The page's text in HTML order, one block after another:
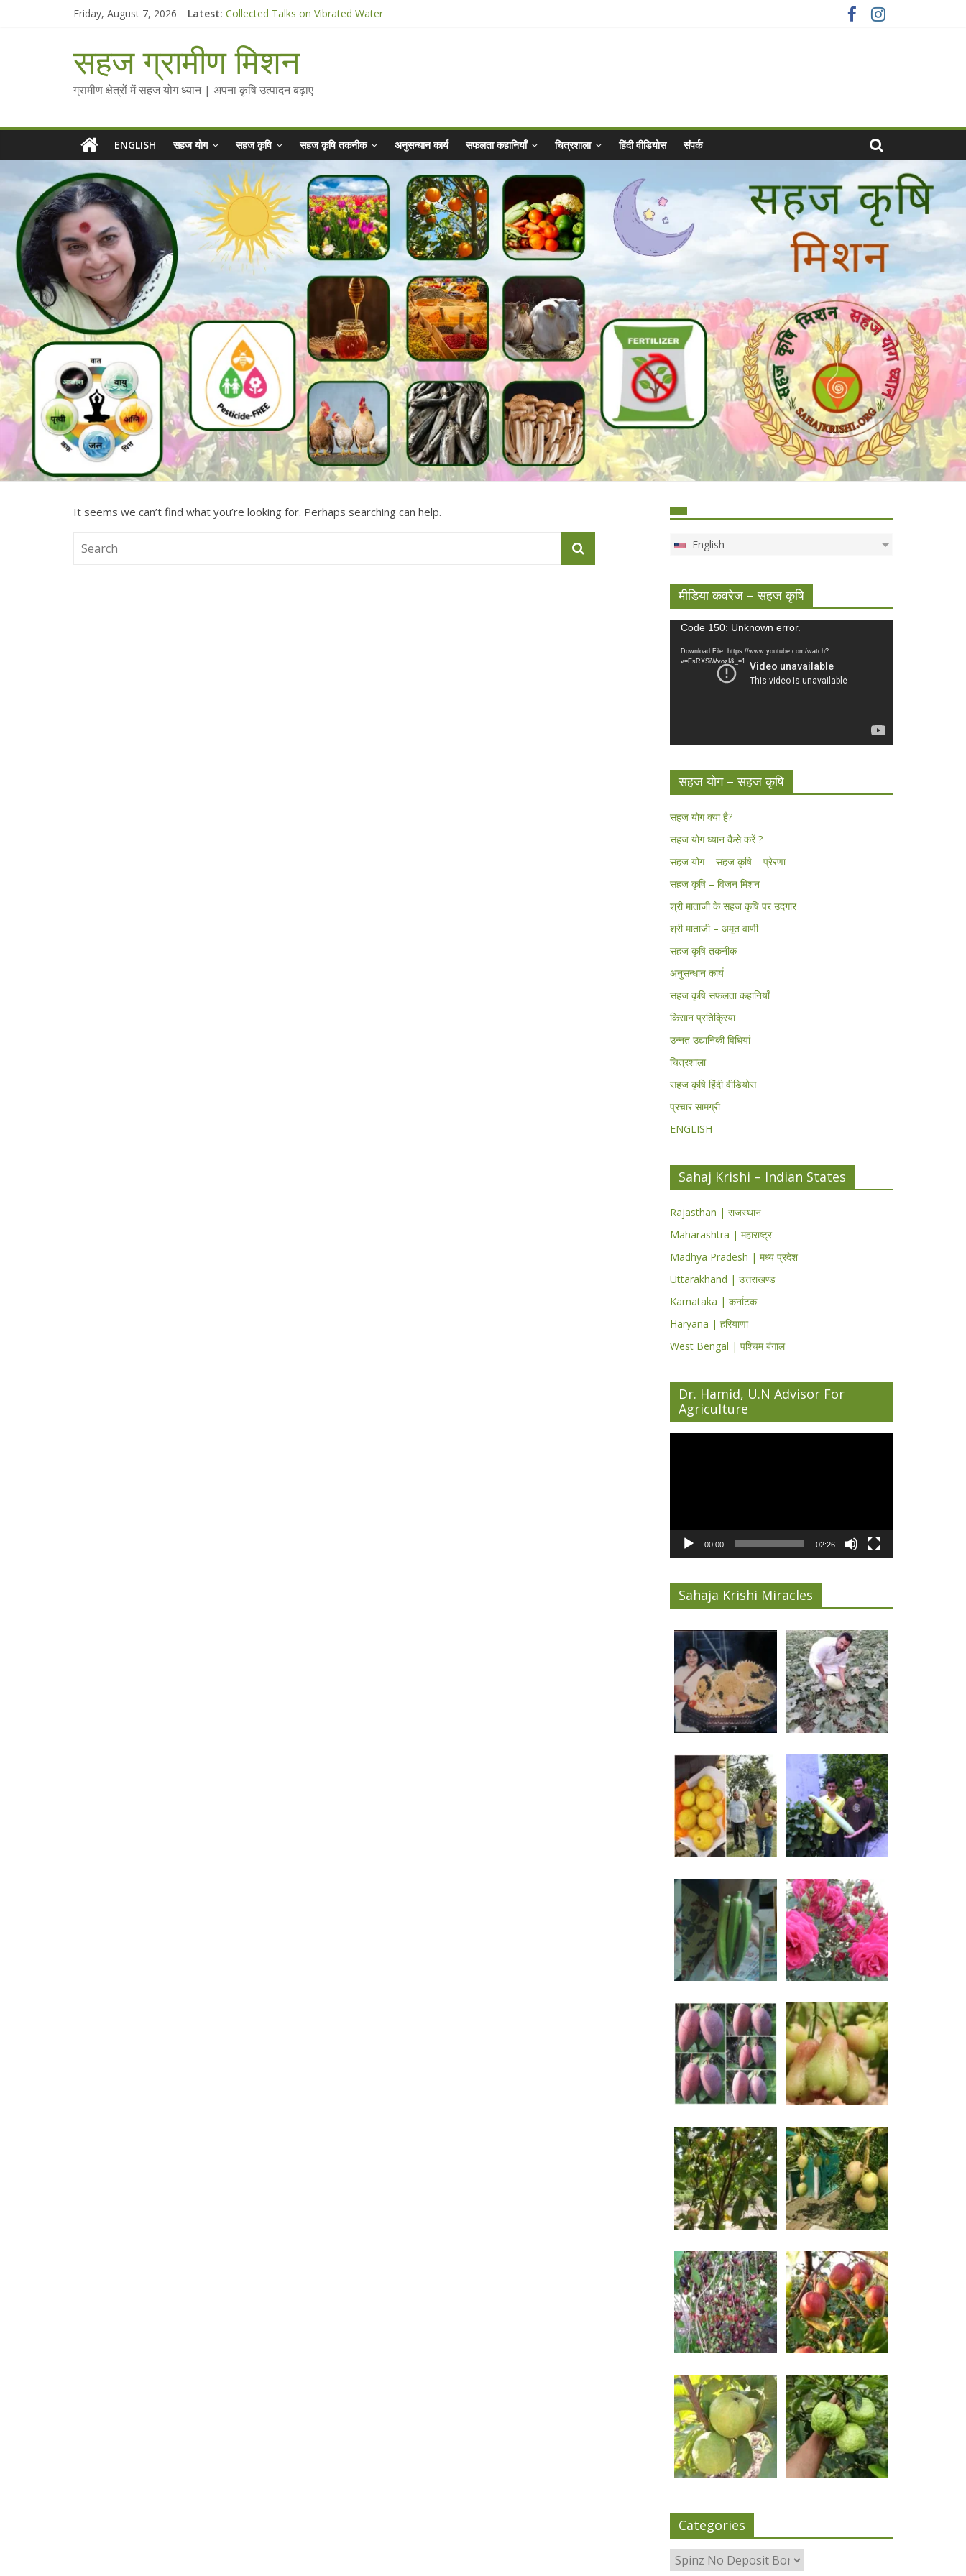
Friday, August 7, 2026 Latest: Collected Talks on Vibrated Water
चैतन्यित जल pdf
Standee Designs @ 2025 for Sahaj Krishi Promotions
Chalo Gaon Ki Or Abhiyaan - 2025-26
सहज ग्रामीण मिशन
ग्रामीण क्षेत्रों में सहज योग ध्यान | अपना कृषि उत्पादन बढ़ाए
ENGLISH सहज योग सहज कृषि सहज कृषि तकनीक अनुसन्धान कार्य सफलता कहानियाँ चित्रशाला हिंदी वीडियोस संपर्क
It seems we can’t find what you’re looking for. Perhaps searching can help.
English
मीडिया कवरेज – सहज कृषि
Video
Code 150: Unknown error.
Download File: https://www.youtube.com/watch?
v=EsRXSiWvozI&_=1
सहज योग – सहज कृषि
सहज योग क्या है?
सहज योग ध्यान कैसे करें ?
सहज योग – सहज कृषि – प्रेरणा
सहज कृषि – विजन मिशन
श्री माताजी के सहज कृषि पर उदगार
श्री माताजी – अमृत वाणी
सहज कृषि तकनीक
अनुसन्धान कार्य
सहज कृषि सफलता कहानियाँ
किसान प्रतिक्रिया
उन्नत उद्यानिकी विधियां
चित्रशाला
सहज कृषि हिंदी वीडियोस
प्रचार सामग्री
ENGLISH
Sahaj Krishi – Indian States
Rajasthan | राजस्थान
Maharashtra | महाराष्ट्र
Madhya Pradesh | मध्य प्रदेश
Uttarakhand | उत्तराखण्ड
Karnataka | कर्नाटक
Haryana | हरियाणा
West Bengal | पश्चिम बंगाल
Dr. Hamid, U.N Advisor For
Agriculture
00:00 02:26
Sahaja Krishi Miracles
Categories
Categories